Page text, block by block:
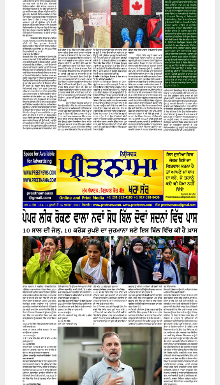
07 August 2026
31 July 2026